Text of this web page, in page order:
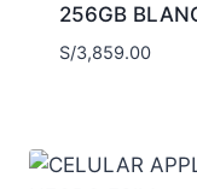
256GB
S/3,859.00